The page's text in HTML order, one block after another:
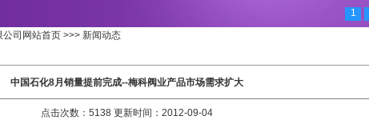
1
司网站首页 >>> 新闻动态
中国石化8月销量提前完成--梅科阀业产品市场需求扩大
点击次数：5138 更新时间：2012-09-04